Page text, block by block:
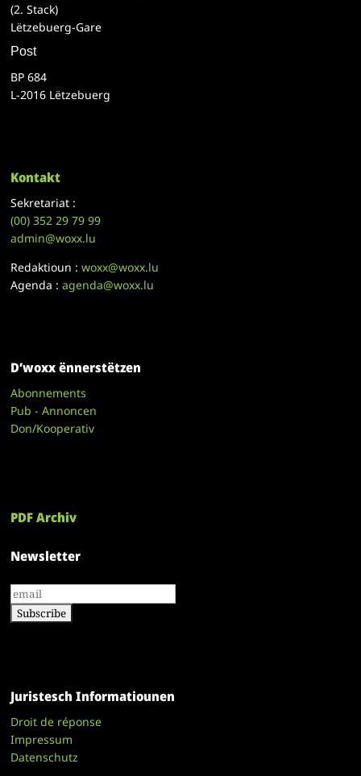
(2. Stack)
Lëtzebuerg-Gare
Post
BP 684
L-2016 Lëtzebuerg
Kontakt
Sekretariat :
(00)352 29 79 99
admin@woxx.lu
Redaktioun :woxx@woxx.lu
Agenda :agenda@woxx.lu
D’woxx ënnerstëtzen
Abonnements
Pub - Annoncen
Don/Kooperativ
PDF Archiv
Newsletter
Juristesch Informatiounen
Droit de réponse
Impressum
Datenschutz